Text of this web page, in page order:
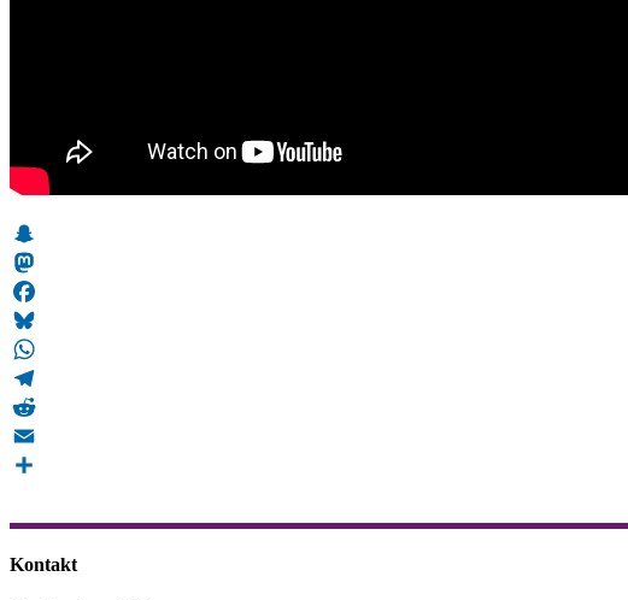
Snapchat
Mastodon
Facebook
Bluesky
WhatsApp
Telegram
Reddit
Email
Kontakt